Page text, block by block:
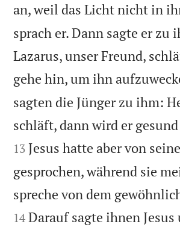
an, weil das Licht nicht in
sprach er. Dann sagte er zu
Lazarus, unser Freund,
gehe hin, um ihn
sagten die Jünger zu ihm:
schläft, dann wird er
13 Jesus hatte aber von
gesprochen, während sie
spreche von dem
14 Darauf sagte ihnen